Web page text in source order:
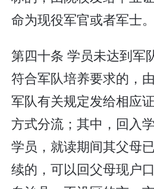
命为现役军官或者军士。
第四十条 学员未达到军
符合军队培养要求的，
军队有关规定发给相应
方式分流；其中，回入
学员，就读期间其父母
续的，可以回父母现户